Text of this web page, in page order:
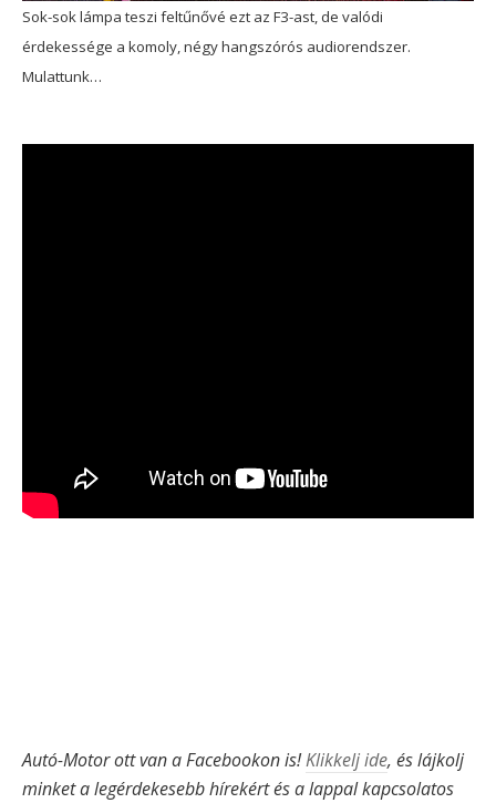
Sok-sok lámpa teszi feltűnővé ezt az F3-ast, de valódi
érdekessége a komoly, négy hangszórós audiorendszer.
Mulattunk…
Autó-Motor ott van a Facebookon is!Klikkelj ide, és lájkolj
minket a legérdekesebb hírekért és a lappal kapcsolatos